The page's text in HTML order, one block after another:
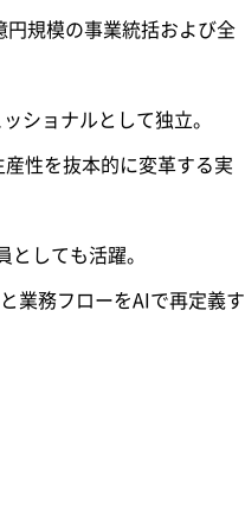
円規模の事業統括および全
ショナルとして独立。
性を抜本的に変革する実
しても活躍。
業務フローをAIで再定義す